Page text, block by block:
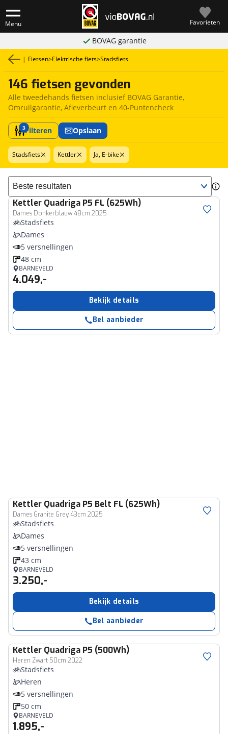
Menu Favorieten
BOVAG garantie
| Fietsen>Elektrische fiets>Stadsfiets
146 fietsen gevonden
Alle tweedehands fietsen inclusief BOVAG Garantie,
Omruilgarantie, Afleverbeurt en 40-Puntencheck
3Filteren Opslaan
Stadsfiets Kettler Ja, E-bike
Sorteer resultaten
Kettler Quadriga P5 FL (625Wh)
Dames Donkerblauw 48cm 2025
Stadsfiets
Dames
5 versnellingen
48 cm
BARNEVELD
4.049,-
Bekijk details
Bel aanbieder
Kettler Quadriga P5 Belt FL (625Wh)
Dames Granite Grey 43cm 2025
Stadsfiets
Dames
5 versnellingen
43 cm
BARNEVELD
3.250,-
Bekijk details
Bel aanbieder
Kettler Quadriga P5 (500Wh)
Heren Zwart 50cm 2022
Stadsfiets
Heren
5 versnellingen
50 cm
BARNEVELD
1.895,-